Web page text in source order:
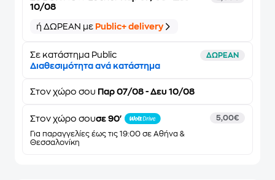
10/08
ή ΔΩΡΕΑΝ με Public+ delivery
Σε κατάστημα Public ΔΩΡΕΑΝ
Διαθεσιμότητα ανά κατάστημα
Στον χώρο σου Παρ 07/08 - Δευ 10/08
Στον χώρο σουσε 90'
Για παραγγελίες έως τις 19:00 σε Αθήνα &
Θεσσαλονίκη
5,00€